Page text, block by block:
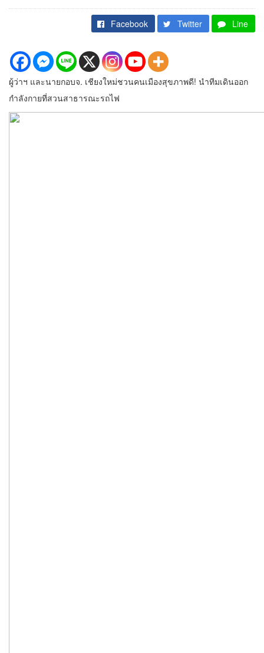
Facebook Twitter Line
ผู้ว่าฯ และนายกอบจ. เชียงใหม่ชวนคนเมืองสุขภาพดี! นำทีมเดินออก
กำลังกายที่สวนสาธารณะรถไฟ